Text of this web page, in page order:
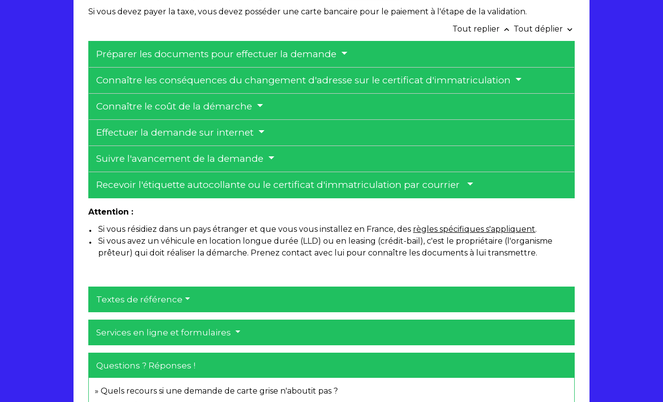
Si vous devez payer la taxe, vous devez posséder une carte bancaire pour le paiement à l'étape de la validation.
Tout replier keyboard_arrow_up Tout déplier keyboard_arrow_down
Préparer les documents pour effectuer la demande
Connaître les conséquences du changement d'adresse sur le certificat d'immatriculation
Connaître le coût de la démarche
Effectuer la demande sur internet
Suivre l'avancement de la demande
Recevoir l'étiquette autocollante ou le certificat d'immatriculation par courrier
Attention :
Si vous résidiez dans un pays étranger et que vous vous installez en France, des règles spécifiques s'appliquent.
Si vous avez un véhicule en location longue durée (LLD) ou en leasing (crédit-bail), c'est le propriétaire (l'organisme
prêteur) qui doit réaliser la démarche. Prenez contact avec lui pour connaître les documents à lui transmettre.
Textes de référence
Services en ligne et formulaires
Questions ? Réponses !
Quels recours si une demande de carte grise n'aboutit pas ?